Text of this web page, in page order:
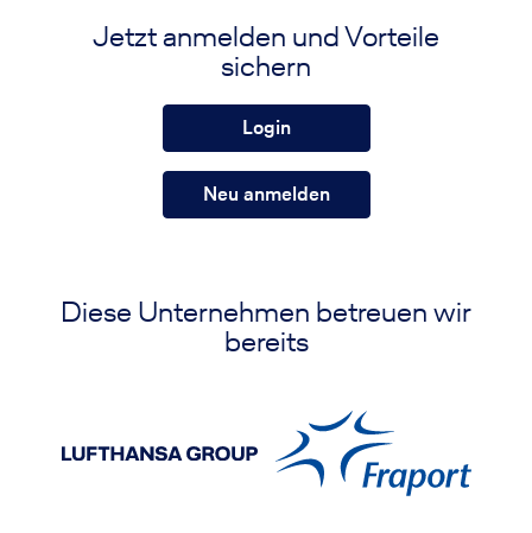
Jetzt anmelden und Vorteile
sichern
Login
Neu anmelden
Diese Unternehmen betreuen wir
bereits